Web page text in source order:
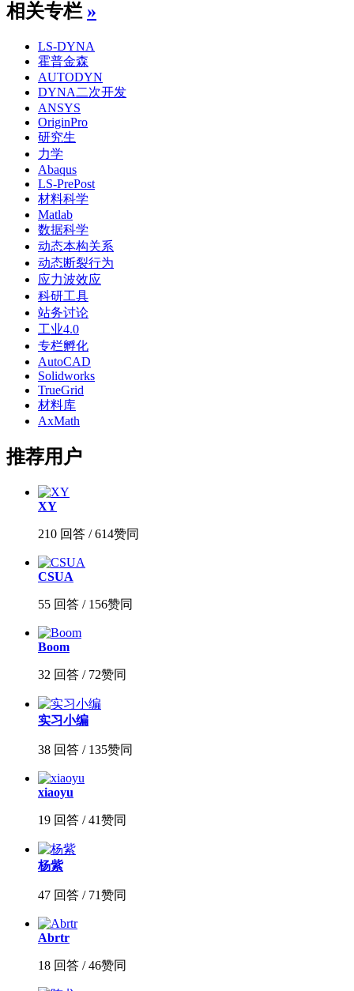
相关专栏 »
LS-DYNA
霍普金森
AUTODYN
DYNA二次开发
ANSYS
OriginPro
研究生
力学
Abaqus
LS-PrePost
材料科学
Matlab
数据科学
动态本构关系
动态断裂行为
应力波效应
科研工具
站务讨论
工业4.0
专栏孵化
AutoCAD
Solidworks
TrueGrid
材料库
AxMath
推荐用户
XY
210 回答 / 614赞同
CSUA
55 回答 / 156赞同
Boom
32 回答 / 72赞同
实习小编
38 回答 / 135赞同
xiaoyu
19 回答 / 41赞同
杨紫
47 回答 / 71赞同
Abrtr
18 回答 / 46赞同